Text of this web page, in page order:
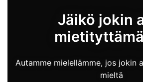
Jäikö jokin
Autamme mielellämme, jos jokin
mieltä